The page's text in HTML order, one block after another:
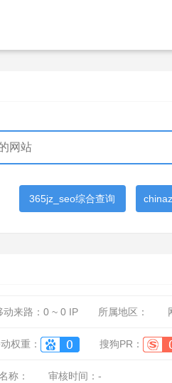
365jz_seo综合查询
动来路： 0 ~ 0 IP 所属地区：
权重： 搜狗PR：
称： 审核时间： -